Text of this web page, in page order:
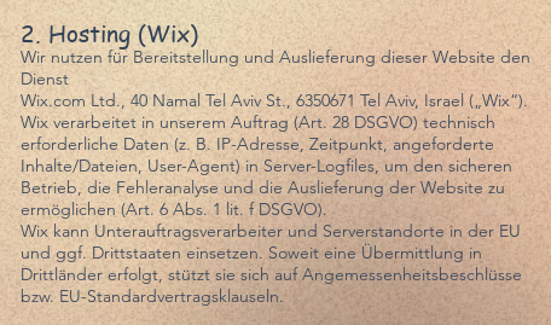
2. Hosting (Wix)
Wir nutzen für Bereitstellung und Auslieferung dieser Website den
Dienst
Wix.com Ltd., 40 Namal Tel Aviv St., 6350671 Tel Aviv, Israel („Wix“).
Wix verarbeitet in unserem Auftrag (Art. 28 DSGVO) technisch
erforderliche Daten (z. B. IP-Adresse, Zeitpunkt, angeforderte
Inhalte/Dateien, User-Agent) in Server-Logfiles, um den sicheren
Betrieb, die Fehleranalyse und die Auslieferung der Website zu
ermöglichen (Art. 6 Abs. 1 lit. f DSGVO).
Wix kann Unterauftragsverarbeiter und Serverstandorte in der EU
und ggf. Drittstaaten einsetzen. Soweit eine Übermittlung in
Drittländer erfolgt, stützt sie sich auf Angemessenheitsbeschlüsse
bzw. EU-Standardvertragsklauseln.